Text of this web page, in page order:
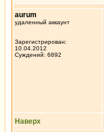
aurum
удаленный аккаунт
Зарегистрирован:
10.04.2012
Суждений: 6892
Наверх